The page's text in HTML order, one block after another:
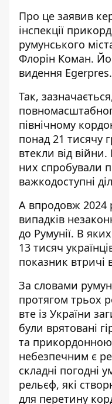
Про це заявив
інспекції
румунського
Флорін Коман.
видення Egerpres.
Так,
північному
понад 21 тисячу
втекли від війни.
них спробували
важкодоступні
А впродовж 2024
випадків
до Румунії. В
13 тисяч
показник втричі
За словами
протягом трьох
вте із України
були врятовані
та
небезпечним є
складні погодні
рельєф, які
для перетину